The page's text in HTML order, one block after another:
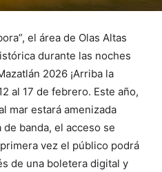
el área de Olas Altas
durante las noches
2026 ¡Arriba la
al 17 de febrero. Este año,
mar estará amenizada
banda, el acceso se
vez el público podrá
de una boletera digital y